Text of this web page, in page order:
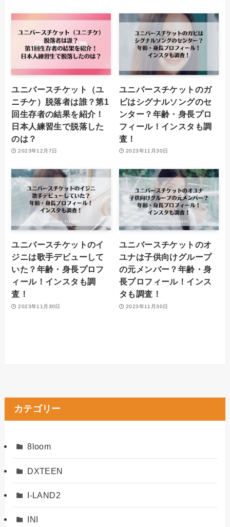
ユニバースチケット（ユ
ニチケ）脱落者は誰？第1
回生存者の結果を紹介！
日本人練習生で脱落した
のは？
2023年12月7日
ユニバースチケットのガ
ビはシグナルソングのセ
ンター？年齢・身長プロ
フィール！インスタも調
査！
2023年11月30日
ユニバースチケットのイ
ジニは歌手デビューして
いた？年齢・身長プロフ
ィール！インスタも調
査！
2023年11月30日
ユニバースチケットのオ
ユナは子供向けグループ
の元メンバー？年齢・身
長プロフィール！インス
タも調査！
2023年11月30日
カテゴリー
8loom
DXTEEN
I-LAND2
INI